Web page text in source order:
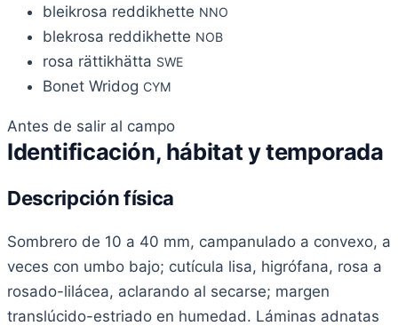
bleikrosa reddikhette NNO
blekrosa reddikhette NOB
rosa rättikhätta SWE
Bonet Wridog CYM
Antes de salir al campo
Identificación, hábitat y temporada
Descripción física
Sombrero de 10 a 40 mm, campanulado a convexo, a
veces con umbo bajo; cutícula lisa, higrófana, rosa a
rosado-lilácea, aclarando al secarse; margen
translúcido-estriado en humedad. Láminas adnatas